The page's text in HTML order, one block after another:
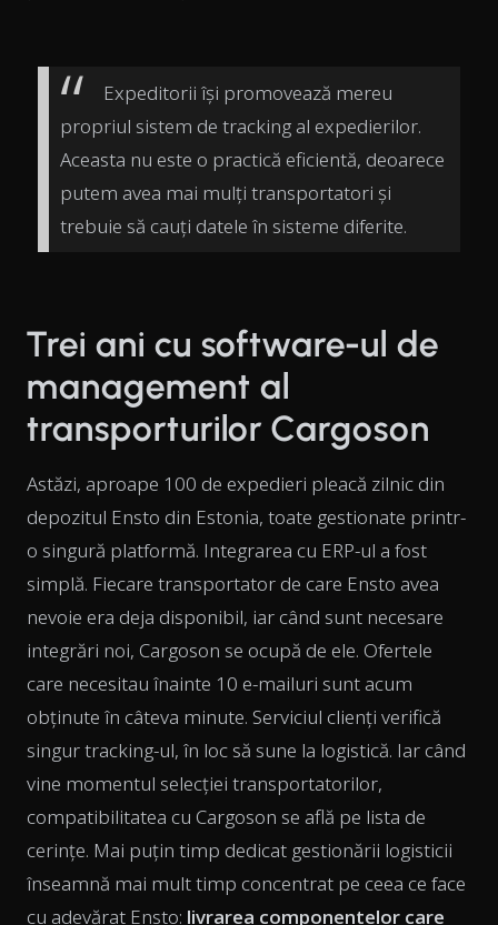
Expeditorii își promovează mereu
propriul sistem de tracking al expedierilor.
Aceasta nu este o practică eficientă, deoarece
putem avea mai mulți transportatori și
trebuie să cauți datele în sisteme diferite.
Trei ani cu software-ul de
management al
transporturilor Cargoson
Astăzi, aproape 100 de expedieri pleacă zilnic din
depozitul Ensto din Estonia, toate gestionate printr-
o singură platformă. Integrarea cu ERP-ul a fost
simplă. Fiecare transportator de care Ensto avea
nevoie era deja disponibil, iar când sunt necesare
integrări noi, Cargoson se ocupă de ele. Ofertele
care necesitau înainte 10 e-mailuri sunt acum
obținute în câteva minute. Serviciul clienți verifică
singur tracking-ul, în loc să sune la logistică. Iar când
vine momentul selecției transportatorilor,
compatibilitatea cu Cargoson se află pe lista de
cerințe. Mai puțin timp dedicat gestionării logisticii
înseamnă mai mult timp concentrat pe ceea ce face
cu adevărat Ensto: livrarea componentelor care